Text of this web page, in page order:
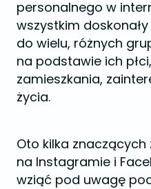
personalnego w
wszystkim
do wielu, różnych
na podstawie ich
zamieszkania,
życia.
Oto kilka
na Instagramie i
wziąć pod uwagę